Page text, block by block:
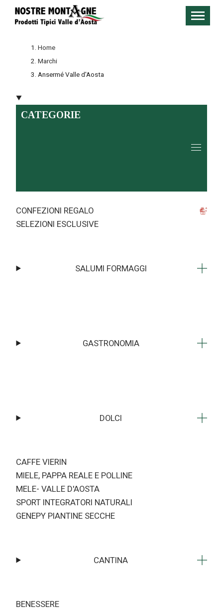
Home
Marchi
Ansermé Valle d'Aosta
CATEGORIE
CONFEZIONI REGALO
SELEZIONI ESCLUSIVE
SALUMI FORMAGGI
GASTRONOMIA
DOLCI
CAFFE VIERIN
MIELE, PAPPA REALE E POLLINE
MELE- VALLE D'AOSTA
SPORT INTEGRATORI NATURALI
GENEPY PIANTINE SECCHE
CANTINA
BENESSERE